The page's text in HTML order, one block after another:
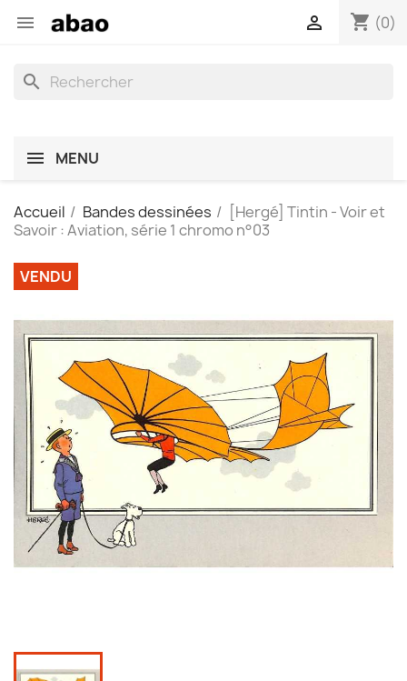
 shopping_cart (0)

search
MENU
Accueil Bandes dessinées
[Hergé] Tintin - Voir et
Savoir : Aviation, série 1 chromo n°03
VENDU